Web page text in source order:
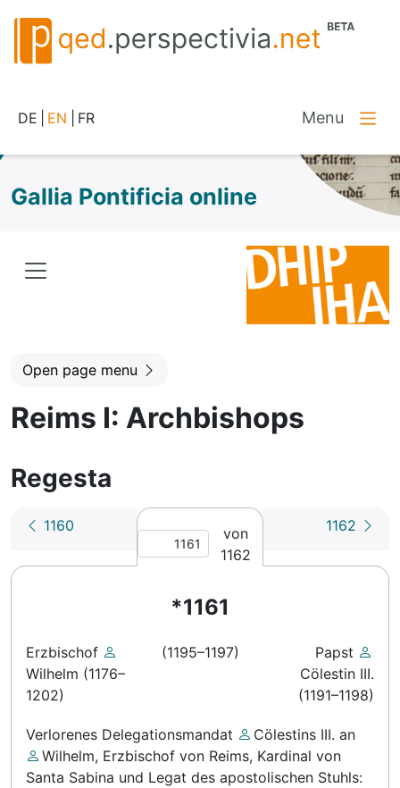
DE EN FR Menu
Gallia Pontificia online
Open page menu
Reims I: Archbishops
Regesta
1160
von
1162
1162
*1161
Erzbischof
Wilhelm (1176–
1202)
(1195–1197)
Papst
Cölestin III.
(1191–1198)
Verlorenes Delegationsmandat Cölestins III. an
Wilhelm, Erzbischof von Reims, Kardinal von
Santa Sabina und Legat des apostolischen Stuhls: